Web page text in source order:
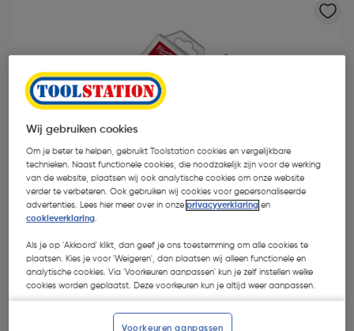
€ 44,66| Excl. btw € 36,91
Wij gebruiken cookies
Om je beter te helpen, gebruikt Toolstation cookies en vergelijkbare
technieken. Naast functionele cookies, die noodzakelijk zijn voor de werking
van de website, plaatsen wij ook analytische cookies om onze website
verder te verbeteren. Ook gebruiken wij cookies voor gepersonaliseerde
advertenties. Lees hier meer over in onzeprivacyverklaring en
cookieverklaring.
Als je op 'Akkoord' klikt, dan geef je ons toestemming om alle cookies te
plaatsen. Kies je voor 'Weigeren', dan plaatsen wij alleen functionele en
analytische cookies. Via 'Voorkeuren aanpassen' kun je zelf instellen welke
cookies worden geplaatst. Deze voorkeuren kun je altijd weer aanpassen.
Voorkeuren aanpassen